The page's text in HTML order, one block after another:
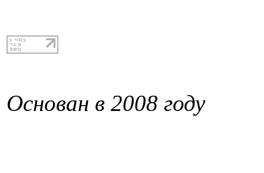
Основан в 2008 году